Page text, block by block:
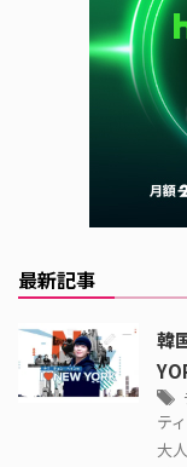
最新記事
韓
ティ
大